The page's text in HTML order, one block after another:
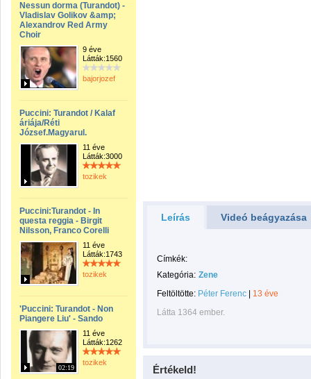
Nessun dorma (Turandot) -
Vladislav Golikov &amp;
Alexandrov Red Army
Choir
9 éve
Látták:1560
bajorjozef
Puccini: Turandot / Kalaf
áriája/Réti
József.Magyarul.
11 éve
Látták:3000
tozikek
Puccini:Turandot - In
questa reggia - Birgit
Nilsson, Franco Corelli
11 éve
Látták:1743
tozikek
'Puccini: Turandot - Non
Piangere Liu' - Sando
02:19
11 éve
Látták:1262
tozikek
Leírás Videó beágyazása
Címkék:
Kategória: Zene
Feltöltötte: Péter Ferenc
13 éve
Látta 1364 ember.
Értékeld!